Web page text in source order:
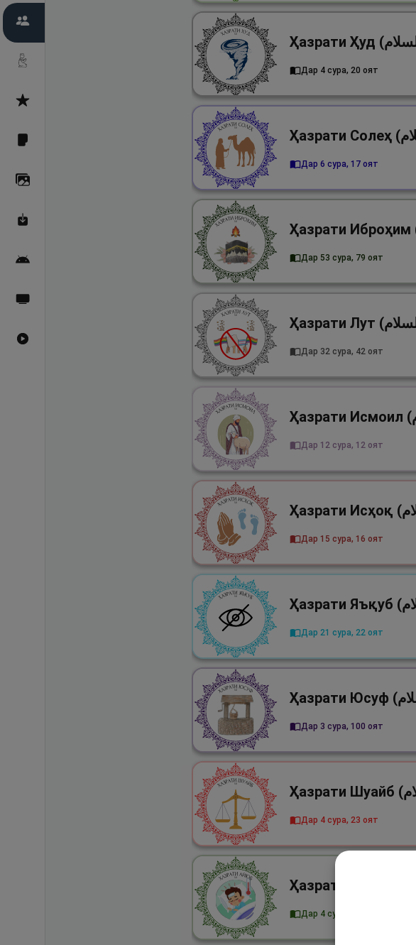
Дар 4 сура, 20 оят
Дар 6 сура, 17 оят
Дар 53 сура, 79 оят
Дар 32 сура, 42 оят
Дар 12 сура, 12 оят
Дар 15 сура, 16 оят
Дар 21 сура, 22 оят
Дар 3 сура, 100 оят
Дар 4 сура, 23 оят
Дар 4 сура, 4 оят